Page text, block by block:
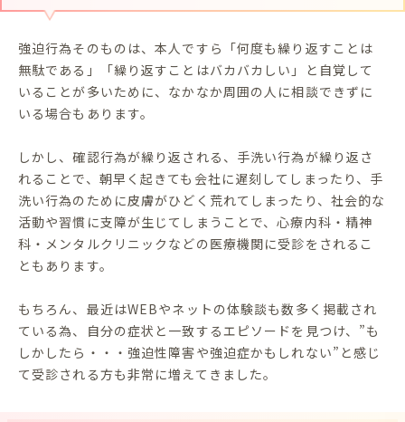
強迫行為そのものは、本人ですら「何度も繰り返すことは
無駄である」「繰り返すことはバカバカしい」と自覚して
いることが多いために、なかなか周囲の人に相談できずに
いる場合もあります。
しかし、確認行為が繰り返される、手洗い行為が繰り返さ
れることで、朝早く起きても会社に遅刻してしまったり、手
洗い行為のために皮膚がひどく荒れてしまったり、社会的な
活動や習慣に支障が生じてしまうことで、心療内科・精神
科・メンタルクリニックなどの医療機関に受診をされるこ
ともあります。
もちろん、最近はWEBやネットの体験談も数多く掲載され
ている為、自分の症状と一致するエピソードを見つけ、”も
しかしたら・・・強迫性障害や強迫症かもしれない”と感じ
て受診される方も非常に増えてきました。